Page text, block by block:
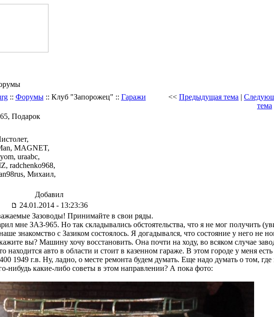
:: Форумы:: Клуб "Запорожец" :: Гаражи
<< Предыдущая тема |
тема
Подарок
MAGNET,
uraabc,
radchenko968,
Михаил,
Добавил
24.01.2014 - 13:23:36
Зазоводы! Принимайте в свои ряды.
мне ЗАЗ-965. Но так складывались обстоятельства, что я не мог получить
знакомство с Зазиком состоялось. Я догадывался, что состояние у него не
вы? Машину хочу восстановить. Она почти на ходу, во всяком случае
авто в области и стоит в казенном гараже. В этом городе у меня
1949 г.в. Ну, ладно, о месте ремонта будем думать. Еще надо думать о том, где
нибудь какие-либо советы в этом направлении? А пока фото: